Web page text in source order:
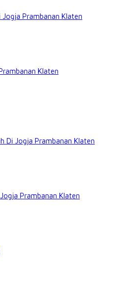
Jogja Prambanan Klaten
Klaten
Di Jogja Prambanan Klaten
Prambanan Klaten